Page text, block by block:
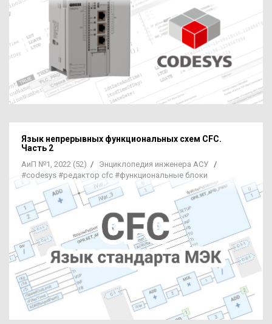
Язык непрерывных функциональных схем CFC.
Часть 2
АиП №1, 2022 (52) / Энциклопедия инженера АСУ /
#codesys #редактор cfc #функциональные блоки